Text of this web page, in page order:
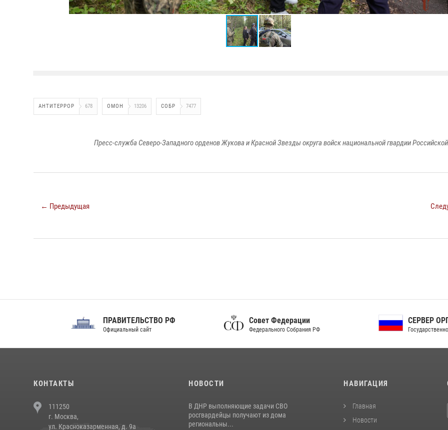
АНТИТЕРРОР 678 ОМОН 13206 СОБР 7477
Пресс-служба Северо-Западного орденов Жукова и Красной Звезды округа войск национальной гвардии
← Предыдущая
ПРАВИТЕЛЬСТВО РФ
Официальный сайт
Совет Федерации
Федерального Собрания РФ
СЕРВЕР ОРГАНОВ
Государственной власти РФ
КОНТАКТЫ
111250
г. Москва,
ул. Красноказарменная, д. 9а
НОВОСТИ
В ДНР выполняющие задачи СВО
росгвардейцы получают из дома
региональны...
НАВИГАЦИЯ
Главная
Новости